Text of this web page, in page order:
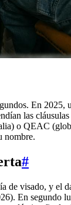
En 2025,
las
o QEAC
nombre.
#
de visado, y el
En segundo